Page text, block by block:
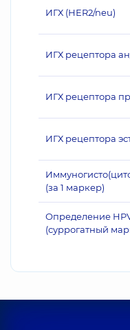
ИГХ (НЕR2/neu)
ИГХ рецептора
ИГХ рецептора
ИГХ рецептора
(за 1 маркер)
Определение
(суррогатный